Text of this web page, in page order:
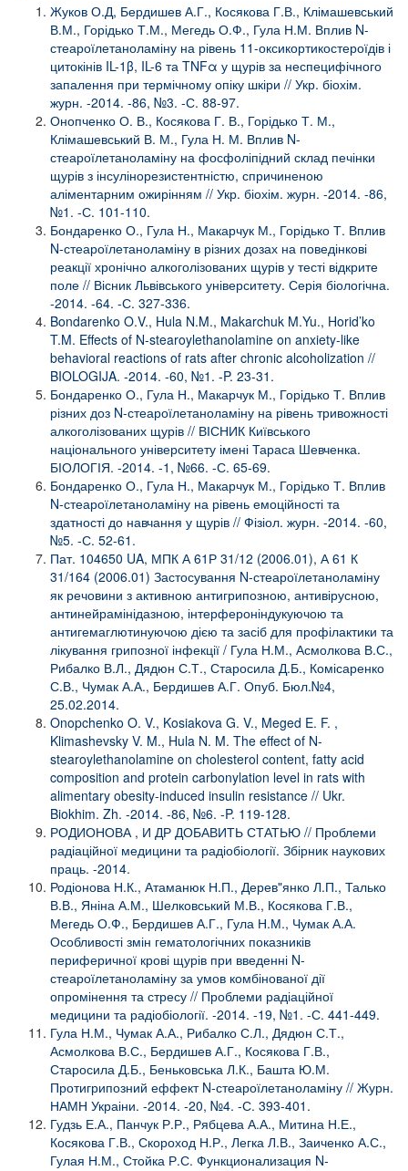
Жуков О.Д, Бердишев А.Г., Косякова Г.В., Клімашевський
В.М., Горідько Т.М., Мегедь О.Ф., Гула Н.М. Вплив N-
стеароїлетаноламіну на рівень 11-оксикортикостероїдів і
цитокінів IL-1β, IL-6 та TNFα у щурів за неспецифічного
запалення при термічному опіку шкіри // Укр. біохім.
журн. -2014. -86, №3. -С. 88-97.
Онопченко О. В., Косякова Г. В., Горідько Т. М.,
Клімашевський В. М., Гула Н. М. Вплив N-
стеароїлетаноламіну на фосфоліпідний склад печінки
щурів з інсулінорезистентністю, спричиненою
аліментарним ожирінням // Укр. біохім. журн. -2014. -86,
№1. -С. 101-110.
Бондаренко О., Гула Н., Макарчук М., Горідько Т. Вплив
N-стеароїлетаноламіну в різних дозах на поведінкові
реакції хронічно алкоголізованих щурів у тесті відкрите
поле // Вісник Львівського університету. Серія біологічна.
-2014. -64. -С. 327-336.
Bondarenko O.V., Hula N.M., Makarchuk M.Yu., Horid’ko
T.M. Effects of N-stearoylethanolamine on anxiety-like
behavioral reactions of rats after chronic alcoholization //
BIOLOGIJA. -2014. -60, №1. -P. 23-31.
Бондаренко О., Гула Н., Макарчук М., Горідько Т. Вплив
різних доз N-стеароїлетаноламіну на рівень тривожності
алкоголізованих щурів // ВІСНИК Київського
національного університету імені Тараса Шевченка.
БІОЛОГІЯ. -2014. -1, №66. -С. 65-69.
Бондаренко О., Гула Н., Макарчук М., Горідько Т. Вплив
N-стеароїлетаноламіну на рівень емоційності та
здатності до навчання у щурів // Фізіол. журн. -2014. -60,
№5. -С. 52-61.
Пат. 104650 UA, МПК А 61Р 31/12 (2006.01), А 61 К
31/164 (2006.01) Застосування N-стеароїлетаноламіну
як речовини з активною антигрипозною, антивірусною,
антинейрамінідазною, інтерфероніндукуючою та
антигемаглютинуючою дією та засіб для профілактики та
лікування грипозної інфекції / Гула Н.М., Асмолкова В.С.,
Рибалко В.Л., Дядюн С.Т., Старосила Д.Б., Комісаренко
С.В., Чумак А.А., Бердишев А.Г. Опуб. Бюл.№4,
25.02.2014.
Onopchenko O. V., Kosiakova G. V., Meged E. F. ,
Klimashevsky V. M., Hula N. M. The effect of N-
stearoylethanolamine on cholesterol content, fatty acid
composition and protein carbonylation level in rats with
alimentary obesity-induced insulin resistance // Ukr.
Biokhim. Zh. -2014. -86, №6. -P. 119-128.
РОДИОНОВА , И ДР ДОБАВИТЬ СТАТЬЮ // Проблеми
радіаційної медицини та радіобіології. Збірник наукових
праць. -2014.
Родіонова Н.К., Атаманюк Н.П., Дерев"янко Л.П., Талько
В.В., Яніна А.М., Шелковський М.В., Косякова Г.В.,
Мегедь О.Ф., Бердишев А.Г., Гула Н.М., Чумак А.А.
Особливості змін гематологічних показників
периферичної крові щурів при введенні N-
стеароїлетаноламіну за умов комбінованої дії
опромінення та стресу // Проблеми радіаційної
медицини та радіобіології. -2014. -19, №1. -С. 441-449.
Гула Н.М., Чумак А.А., Рибалко С.Л., Дядюн С.Т.,
Асмолкова В.С., Бердишев А.Г., Косякова Г.В.,
Старосила Д.Б., Беньковська Л.К., Башта Ю.М.
Протигрипозний еффект N-стеароїлетаноламіну // Журн.
НАМН Украіни. -2014. -20, №4. -С. 393-401.
Гудзь Е.А., Панчук Р.Р., Рябцева А.А., Митина Н.Е.,
Косякова Г.В., Скороход Н.Р., Легка Л.В., Заиченко А.С.,
Гулая Н.М., Стойка Р.С. Функционализация N-